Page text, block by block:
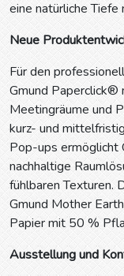
eine natürliche Tiefe
Neue
Für den
Gmund Paperclick®
Meetingräume und
kurz- und
Pop-ups ermöglicht
nachhaltige
fühlbaren Texturen.
Gmund Mother
Papier mit 50 %
Ausstellung und